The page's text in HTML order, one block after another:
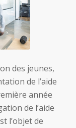
des jeunes,
de l’aide
année
de l’aide
l’objet de